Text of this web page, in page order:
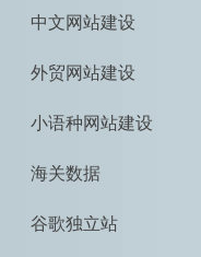
中文网站建设
外贸网站建设
小语种网站建设
海关数据
谷歌独立站